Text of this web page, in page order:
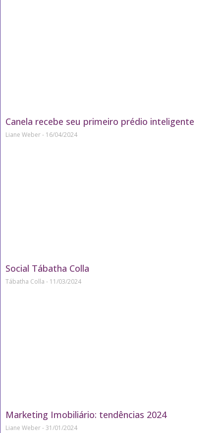
Canela recebe seu primeiro prédio inteligente
Liane Weber 16/04/2024
Social Tábatha Colla
Tábatha Colla 11/03/2024
Marketing Imobiliário: tendências 2024
Liane Weber 31/01/2024